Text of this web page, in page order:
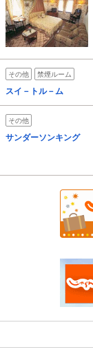
その他 禁煙ルーム
スイ－トル－ム
その他
サンダーソンキング